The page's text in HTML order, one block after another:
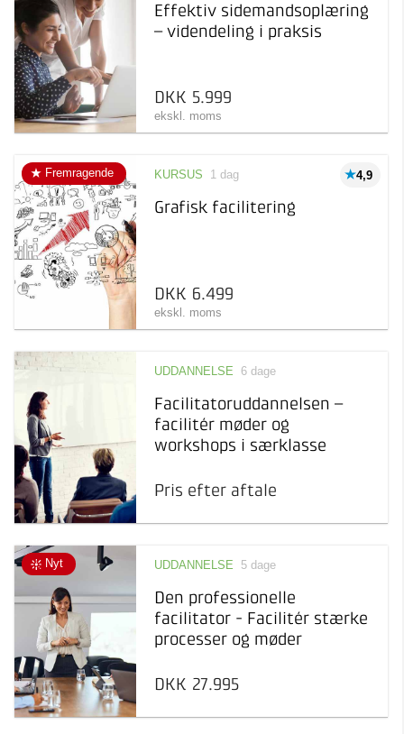
Effektiv sidemandsoplæring
– videndeling i praksis
DKK 5.999
ekskl. moms
Fremragende 4,9
KURSUS 1 dag
Grafisk facilitering
DKK 6.499
ekskl. moms
UDDANNELSE 6 dage
Facilitatoruddannelsen –
facilitér møder og
workshops i særklasse
Pris efter aftale
Nyt UDDANNELSE 5 dage
Den professionelle
facilitator - Facilitér stærke
processer og møder
DKK 27.995